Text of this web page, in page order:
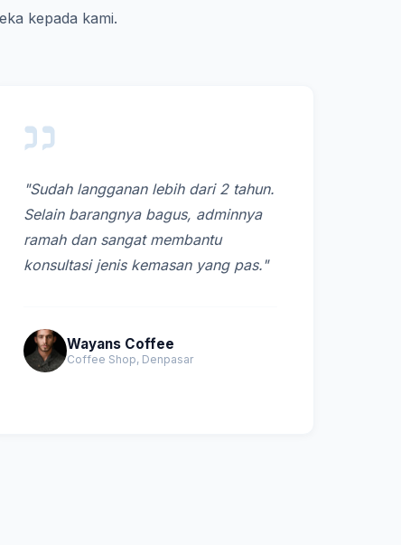
kepada kami.
"Sudah langganan lebih dari 2 tahun.
Selain barangnya bagus, adminnya
ramah dan sangat membantu
konsultasi jenis kemasan yang pas."
Wayans Coffee
Coffee Shop, Denpasar